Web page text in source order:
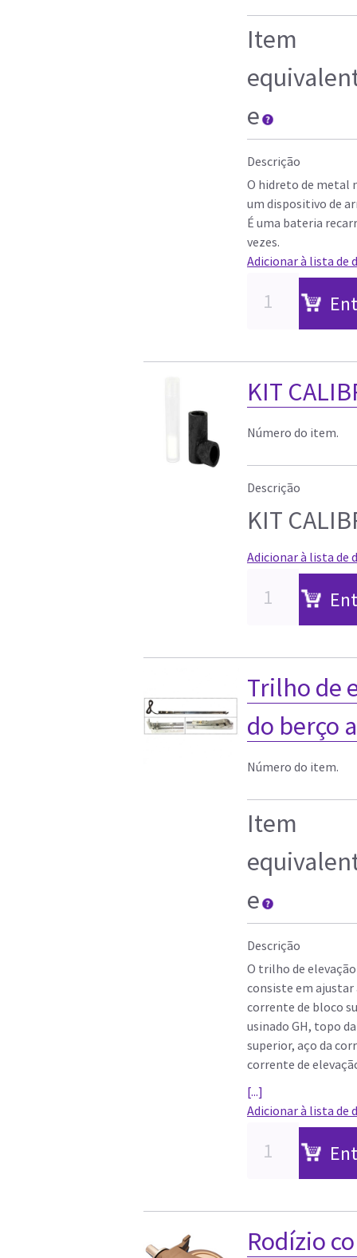
Item
e
Descrição
O hidreto de metal
um dispositivo de
É uma bateria
vezes.
Adicionar à lista de
KIT
Número do item.
Descrição
KIT
Adicionar à lista de
Trilho de
do berço
Número do item.
Item
e
Descrição
O trilho de
consiste em
corrente de bloco
usinado GH, topo
superior, aço da
corrente de
[...]
Adicionar à lista de
Rodízio